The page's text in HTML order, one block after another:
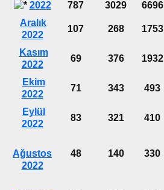
2022 787 3029 6696
Aralık
2022
107 268 1753
Kasım
2022
69 376 1932
Ekim
2022
71 343 493
Eylül
2022
83 321 410
Ağustos
2022
48 140 330